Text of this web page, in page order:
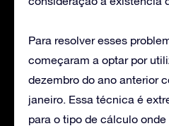
Para resolver esses
começaram a optar por
dezembro do ano anterior
janeiro. Essa técnica é
para o tipo de cálculo